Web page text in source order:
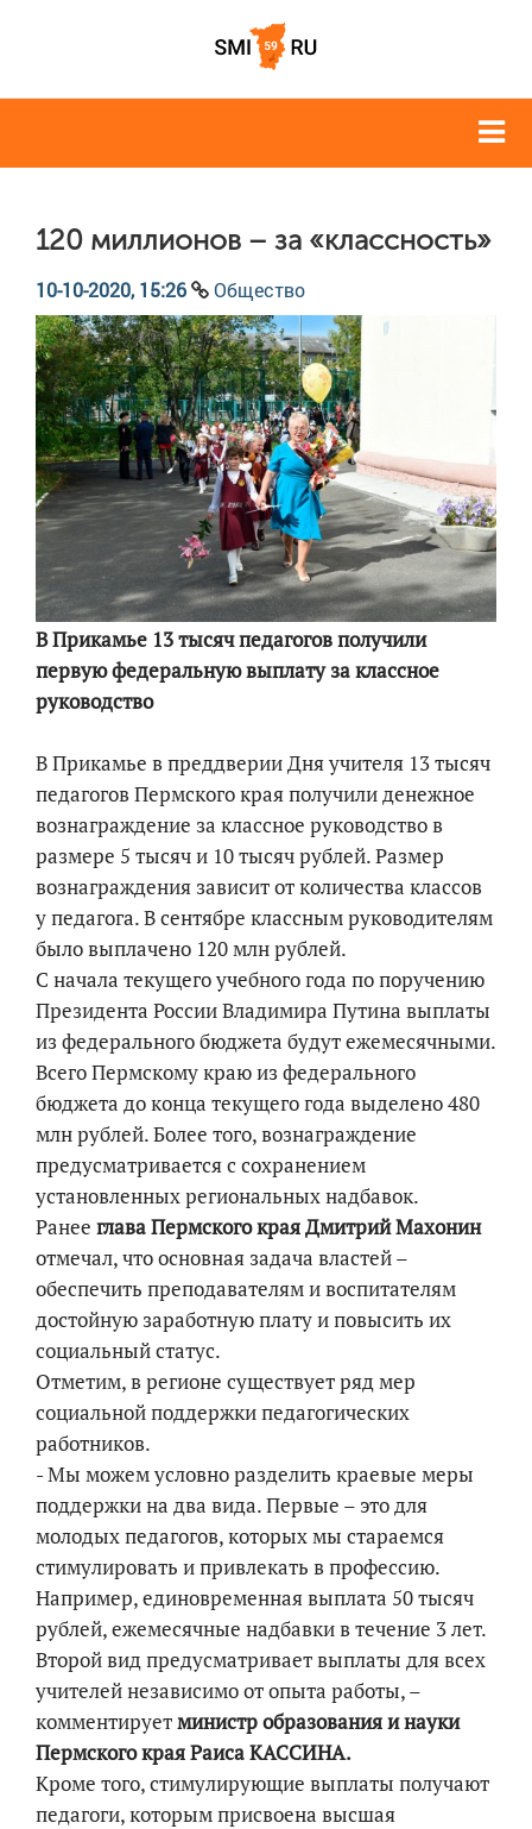
120 миллионов – за «классность»
10-10-2020, 15:26 Общество
В Прикамье 13 тысяч педагогов получили
первую федеральную выплату за классное
руководство
В Прикамье в преддверии Дня учителя 13 тысяч
педагогов Пермского края получили денежное
вознаграждение за классное руководство в
размере 5 тысяч и 10 тысяч рублей. Размер
вознаграждения зависит от количества классов
у педагога. В сентябре классным руководителям
было выплачено 120 млн рублей.
С начала текущего учебного года по поручению
Президента России Владимира Путина выплаты
из федерального бюджета будут ежемесячными.
Всего Пермскому краю из федерального
бюджета до конца текущего года выделено 480
млн рублей. Более того, вознаграждение
предусматривается с сохранением
установленных региональных надбавок.
Ранее глава Пермского края Дмитрий Махонин
отмечал, что основная задача властей –
обеспечить преподавателям и воспитателям
достойную заработную плату и повысить их
социальный статус.
Отметим, в регионе существует ряд мер
социальной поддержки педагогических
работников.
- Мы можем условно разделить краевые меры
поддержки на два вида. Первые – это для
молодых педагогов, которых мы стараемся
стимулировать и привлекать в профессию.
Например, единовременная выплата 50 тысяч
рублей, ежемесячные надбавки в течение 3 лет.
Второй вид предусматривает выплаты для всех
учителей независимо от опыта работы, –
комментируетминистр образования и науки
Пермского края Раиса КАССИНА.
Кроме того, стимулирующие выплаты получают
педагоги, которым присвоена высшая